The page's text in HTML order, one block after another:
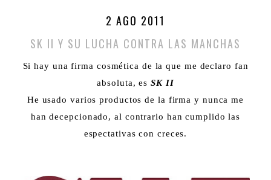
2 AGO 2011
SK II Y SU LUCHA CONTRA LAS MANCHAS
Si hay una firma cosmética de la que me declaro fan
absoluta, esSK II
He usado varios productos de la firma y nunca me
han decepcionado, al contrario han cumplido las
espectativas con creces.